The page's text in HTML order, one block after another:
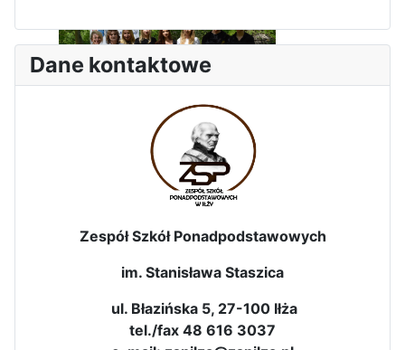
Dni Leśmianowskie 2026
I Olimpiada Klas Mundurowych
Dane kontaktowe
Zespół Szkół Ponadpodstawowych
im. Stanisława Staszica
ul. Błazińska 5, 27-100 Iłża
tel./fax 48 616 3037